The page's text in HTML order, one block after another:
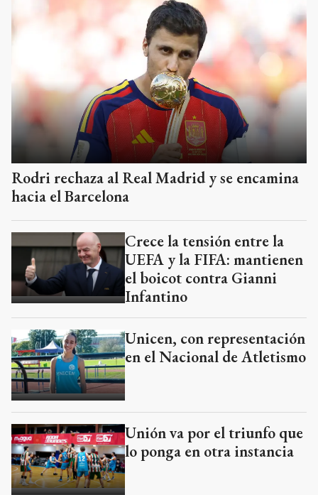
Rodri rechaza al Real Madrid y se encamina
hacia el Barcelona
Crece la tensión entre la
UEFA y la FIFA: mantienen
el boicot contra Gianni
Infantino
Unicen, con representación
en el Nacional de Atletismo
Unión va por el triunfo que
lo ponga en otra instancia